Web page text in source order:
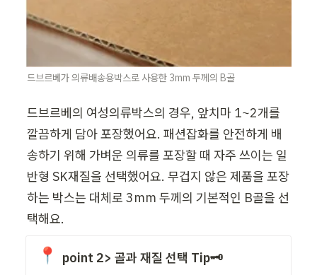
드브르베가 의류배송용박스로 사용한 3mm 두께의 B골
드브르베의 여성의류박스의 경우, 앞치마 1~2개를
깔끔하게 담아 포장했어요. 패션잡화를 안전하게 배
송하기 위해 가벼운 의류를 포장할 때 자주 쓰이는 일
반형 SK재질을 선택했어요. 무겁지 않은 제품을 포장
하는 박스는 대체로 3mm 두께의 기본적인 B골을 선
택해요.
📍
point 2> 골과 재질 선택 Tip🗝️